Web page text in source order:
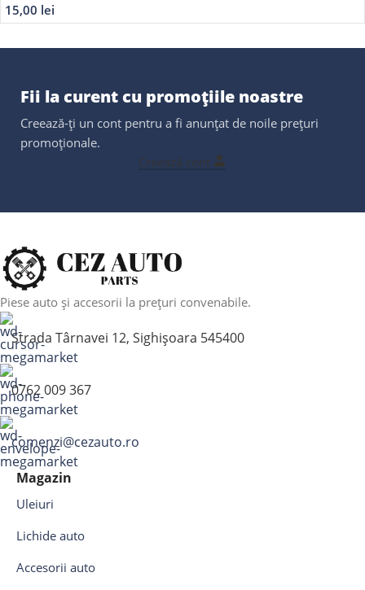
15,00 lei
Fii la curent cu promoțiile noastre
Creează-ți un cont pentru a fi anunțat de noile prețuri
promoționale.
Creează cont
Piese auto și accesorii la prețuri convenabile.
Strada Târnavei 12, Sighișoara 545400
0762 009 367
comenzi@cezauto.ro
Magazin
Uleiuri
Lichide auto
Accesorii auto